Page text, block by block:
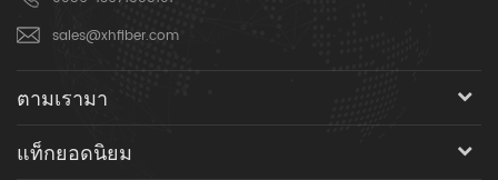
sales@xhfiber.com
ตามเรามา
แท็กยอดนิยม